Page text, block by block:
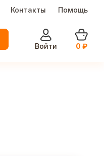
Контакты Помощь
Войти
0 ₽